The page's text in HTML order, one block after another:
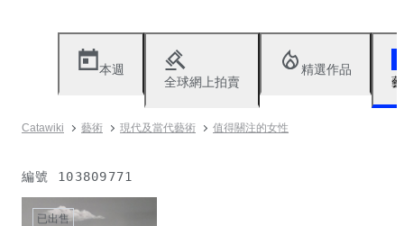
本週
全球網上拍賣
精選作品
Catawiki 藝術 現代及當代藝術 值得關注的女性
編號 103809771
已出售